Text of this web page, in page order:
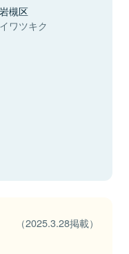
槻区
ワツキク
（2025.3.28掲載）